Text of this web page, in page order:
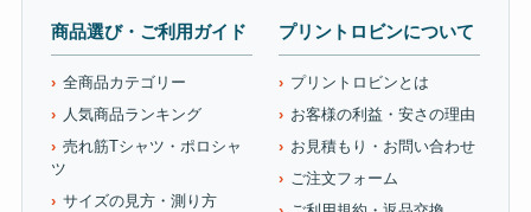
商品選び・ご利用ガイド
全商品カテゴリー
人気商品ランキング
売れ筋Tシャツ・ポロシャ
ツ
サイズの見方・測り方
プリントロビンについて
プリントロビンとは
お客様の利益・安さの理由
お見積もり・お問い合わせ
ご注文フォーム